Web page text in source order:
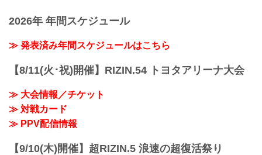
終了予定時間
※試合内容、イベント進行によって終了
ご了承ください。
10月1日（日）ドルフィンズアリーナ（愛
presents RIZIN LANDMARK 6 in
NAGOYAのPPV配信チケットが、
ABEMA、U-NEXT、RIZIN 100 CLUB、
RIZIN LIVEで絶賛販売中！
配信日時 料金 配信媒体 ...
2026年 年間スケジュール
≫ 発表済み年間スケジュールはこちら
【8/11(火･祝)開催】RIZIN.54 トヨタアリーナ大会
≫ 大会情報／チケット
≫ 対戦カード
≫ PPV配信情報
【9/10(木)開催】超RIZIN.5 浪速の超復活祭り